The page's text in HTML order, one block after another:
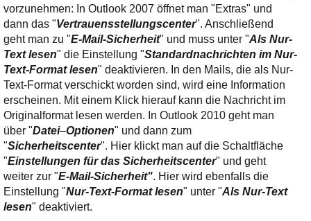
vorzunehmen: In Outlook 2007 öffnet man "Extras" und
dann das "Vertrauensstellungscenter". Anschließend
geht man zu "E-Mail-Sicherheit" und muss unter "Als Nur-
Text lesen" die Einstellung "Standardnachrichten im Nur-
Text-Format lesen" deaktivieren. In den Mails, die als Nur-
Text-Format verschickt worden sind, wird eine Information
erscheinen. Mit einem Klick hierauf kann die Nachricht im
Originalformat lesen werden. In Outlook 2010 geht man
über "Datei–Optionen" und dann zum
"Sicherheitscenter". Hier klickt man auf die Schaltfläche
"Einstellungen für das Sicherheitscenter" und geht
weiter zur "E-Mail-Sicherheit". Hier wird ebenfalls die
Einstellung "Nur-Text-Format lesen" unter "Als Nur-Text
lesen" deaktiviert.